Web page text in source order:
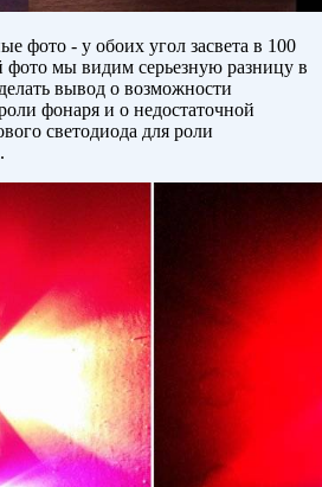
фото - у обоих угол засвета в 100
фото мы видим серьезную разницу в
вывод о возможности
фонаря и о недостаточной
светодиода для роли